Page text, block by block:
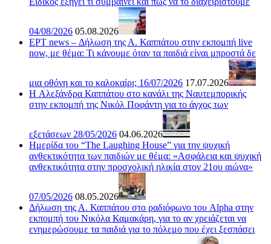
04/08/2026 05.08.2026
ΕΡΤ news – Δήλωση της Α. Καππάτου στην εκπομπή live
now, με θέμα: Τι κάνουμε όταν τα παιδιά είναι μπροστά δε
μια οθόνη και το καλοκαίρι; 16/07/2026 17.07.2026
H Αλεξάνδρα Καππάτου στο κανάλι της Ναυτεμπορικής
στην εκπομπή της Νικόλ Ποφάντη για το άγχος των
εξετάσεων 28/05/2026 04.06.2026
Ημερίδα του “The Laughing House” για την ψυχική
ανθεκτικότητα των παιδιών με θέμα: «Ασφάλεια και ψυχική
ανθεκτικότητα στην προσχολική ηλικία στον 21ου αιώνα»
07/05/2026 08.05.2026
Δήλωση της Α. Καππάτου στο ραδιόφωνο του Alpha στην
εκπομπή του Νικόλα Καμακάρη, για το αν χρειάζεται να
ενημερώσουμε τα παιδιά για το πόλεμο που έχει ξεσπάσει